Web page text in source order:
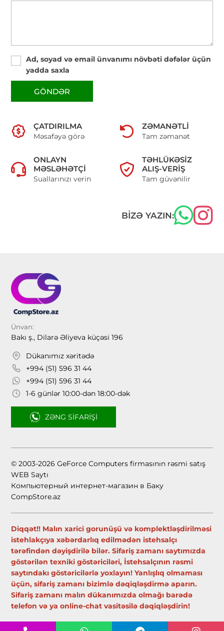
Ad, soyad və email ünvanımı növbəti dəfələr üçün
yadda saxla
GÖNDƏR
ÇATDIRILMA
Məsafəyə görə
ZƏMANƏTLI
Tam zəmanət
ONLAYN
MƏSLƏHƏTÇI
Suallarınızı verin
TƏHLÜKƏSIZ
ALIŞ-VERIŞ
Tam güvənilir
BIZƏ YAZIN:
Ünvan:
Bakı ş., Dilarə Əliyeva küçəsi 196
Dükanımız xəritədə
+994 (51) 596 31 44
+994 (51) 596 31 44
1-6 günlər 10:00-dən 18:00-dək
ZƏNG SIFARIŞI
© 2003-2026 GeForce Computers firmasının rəsmi satış
WEB Saytı
Компьютерный интернет-магазин в Баку
CompStore.az
Diqqət!! Malın xarici gorunüşü və komplektləşdirilməsi
istehlakçıya xəbərdarlıq edilmədən istehsalçı
tərəfindən dəyişdirilə bilər. Sifariş zamanı saytımızda
göstərilən texniki göstəriciləri, İstehsalçının rəsmi
saytındakı göstəricilərlə yoxlayın! Yanlışlıq olmaması
üçün, sifariş zamanı bizimlə dəqiqləşdirmə aparın.
Sifariş zamanı malın dükanımızda olmağı barədə
telefon və ya online-chat vasitəsilə dəqiqləşdirin!